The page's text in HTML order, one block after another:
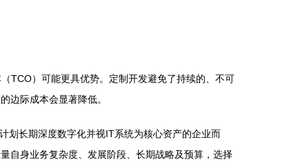
TCO）可能更具优势。定制开发避免了持续的、不可
边际成本会显著降低。
划长期深度数字化并视IT系统为核心资产的企业而
自身业务复杂度、发展阶段、长期战略及预算，选择